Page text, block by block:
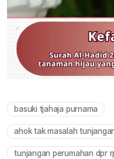
basuki tjahaja purnama
ahok tak masalah
tunjangan perumahan dpr